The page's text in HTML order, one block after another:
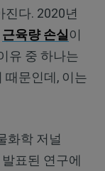
진다. 2020년
근육량 손실이
유 중 하나는
때문인데, 이는
화학 저널
표된 연구에